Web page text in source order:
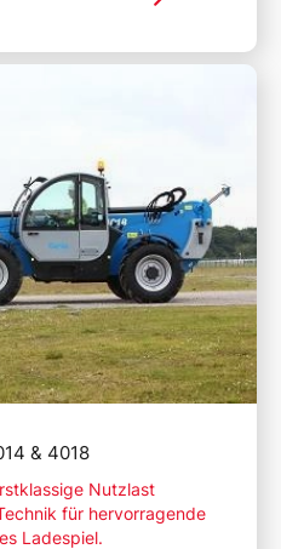
& 4018
Nutzlast
für hervorragende
Ladespiel.